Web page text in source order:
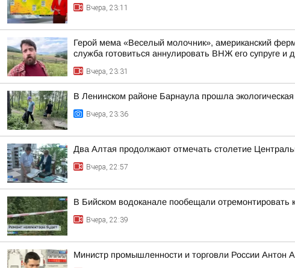
Вчера, 23:11
Герой мема «Веселый молочник», американский
служба готовиться аннулировать ВНЖ его супруге и
Вчера, 23:31
В Ленинском районе Барнаула прошла экологическая
Вчера, 23:36
Два Алтая продолжают отмечать столетие
Вчера, 22:57
В Бийском водоканале пообещали отремонтировать
Вчера, 22:39
Министр промышленности и торговли России Антон